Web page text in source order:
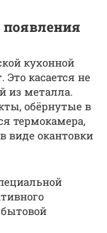
кухонной
Это касается не
из металла.
обёрнутые в
термокамера,
виде окантовки
бытовой